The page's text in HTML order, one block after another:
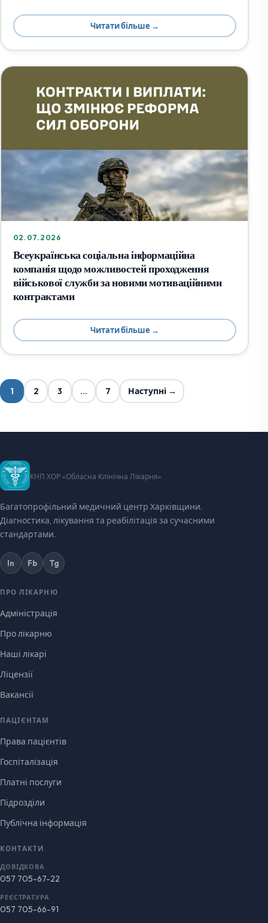
Читати більше →
02.07.2026
Всеукраїнська соціальна інформаційна
компанія щодо можливостей проходження
військової служби за новими мотиваційними
контрактами
Читати більше →
1 2 3 … 7 Наступні →
КНП ХОР «Обласна Клінічна Лікарня»
Багатопрофільний медичний центр Харківщини.
Діагностика, лікування та реабілітація за сучасними
стандартами.
In Fb Tg
ПРО ЛІКАРНЮ
Адміністрація
Про лікарню
Наші лікарі
Ліцензії
Вакансії
ПАЦІЄНТАМ
Права пацієнтів
Госпіталізація
Платні послуги
Підрозділи
Публічна інформація
КОНТАКТИ
ДОВІДКОВА
057 705-67-22
РЕЄСТРАТУРА
057 705-66-91